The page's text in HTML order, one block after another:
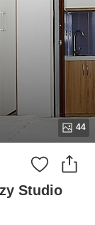
44
Studio